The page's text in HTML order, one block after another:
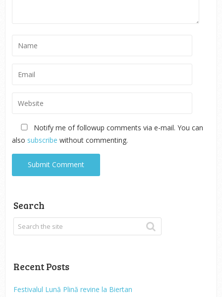
Notify me of followup comments via e-mail. You can
also subscribe without commenting.
Search
Recent Posts
Festivalul Lună Plină revine la Biertan